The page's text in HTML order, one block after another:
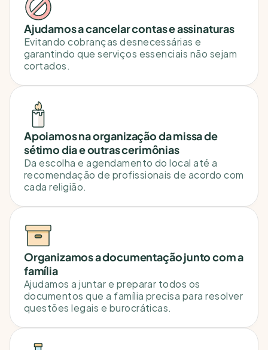
Ajudamos a cancelar contas e assinaturas
Evitando cobranças desnecessárias e
garantindo que serviços essenciais não sejam
cortados.
Apoiamos na organização da missa de
sétimo dia e outras cerimônias
Da escolha e agendamento do local até a
recomendação de profissionais de acordo com
cada religião.
Organizamos a documentação junto com a
família
Ajudamos a juntar e preparar todos os
documentos que a família precisa para resolver
questões legais e burocráticas.